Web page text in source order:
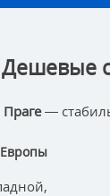
Дешевые
—